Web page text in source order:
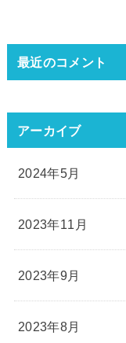
最近のコメント
アーカイブ
2024年5月
2023年11月
2023年9月
2023年8月